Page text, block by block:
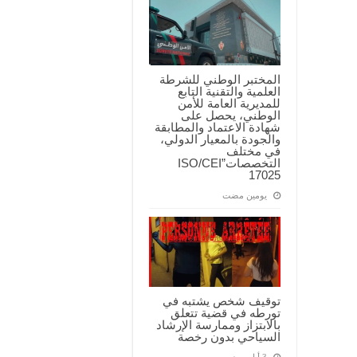
المختبر الوطني للشرطة
العلمية والتقنية التابع
للمديرية العامة للأمن
الوطني، يحصل على
شهادة الاعتماد والمطابقة
والجودة بالمعيار الدولي،
في مختلف
التخصصات”ISO/CEI
17025
‏يومين مضت
توقيف شخص يشتبه في
تورطه في قضية تتعلق
بالابتزاز وممارسة الإرشاد
السياحي بدون رخصة